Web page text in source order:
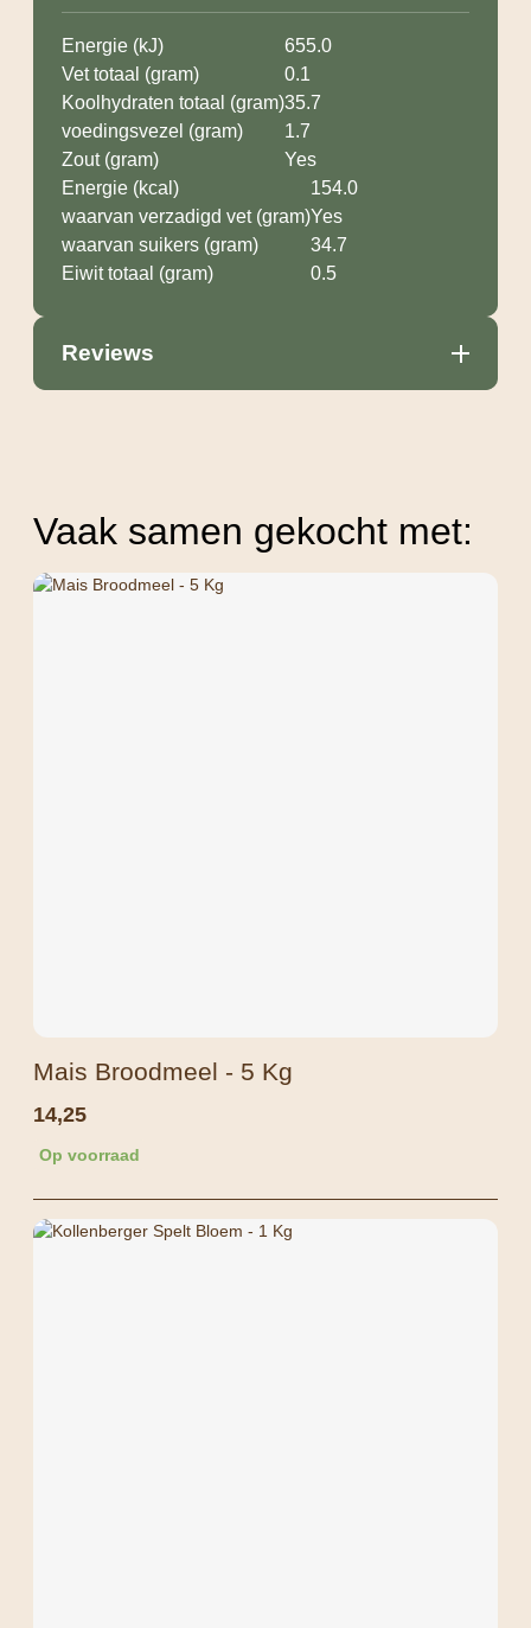
Energie (kJ)
655.0
Vet totaal (gram)
0.1
Koolhydraten totaal (gram)35.7
voedingsvezel (gram)
1.7
Zout (gram)
Yes
Energie (kcal)
154.0
waarvan verzadigd vet (gram)Yes
waarvan suikers (gram)
34.7
Eiwit totaal (gram)
0.5
Reviews
Vaak samen gekocht met:
Mais Broodmeel - 5 Kg
14,25
Op voorraad